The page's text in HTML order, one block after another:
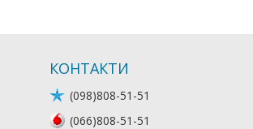
КОНТАКТИ
(098)808-51-51
(066)808-51-51